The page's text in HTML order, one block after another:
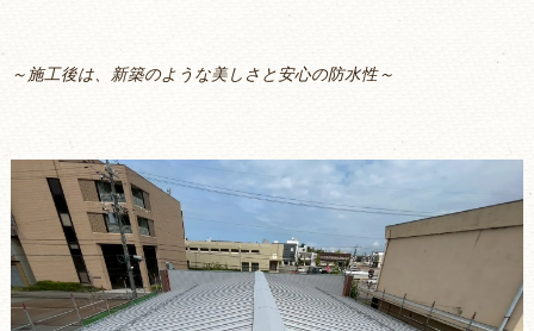
～施工後は、新築のような美しさと安心の防水性～